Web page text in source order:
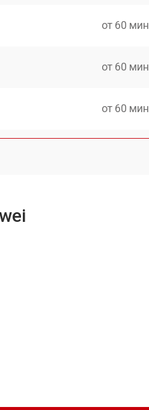
от 60 мин
от 60 мин
от 60 мин